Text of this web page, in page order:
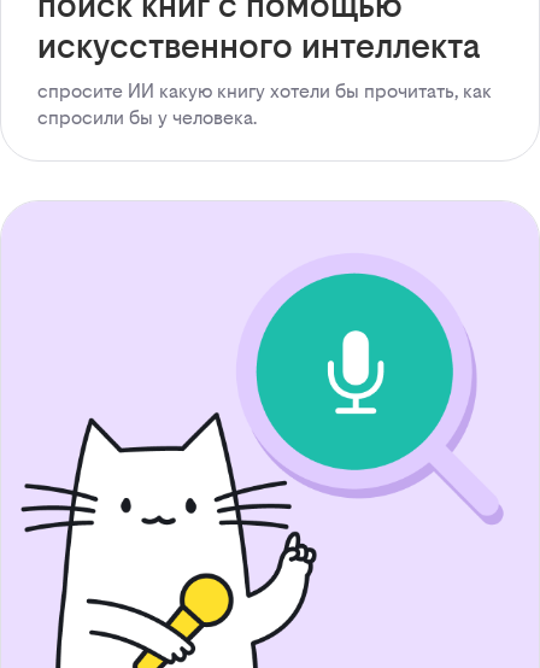
искусственного интеллекта
спросите ИИ какую книгу хотели бы прочитать, как
спросили бы у человека.